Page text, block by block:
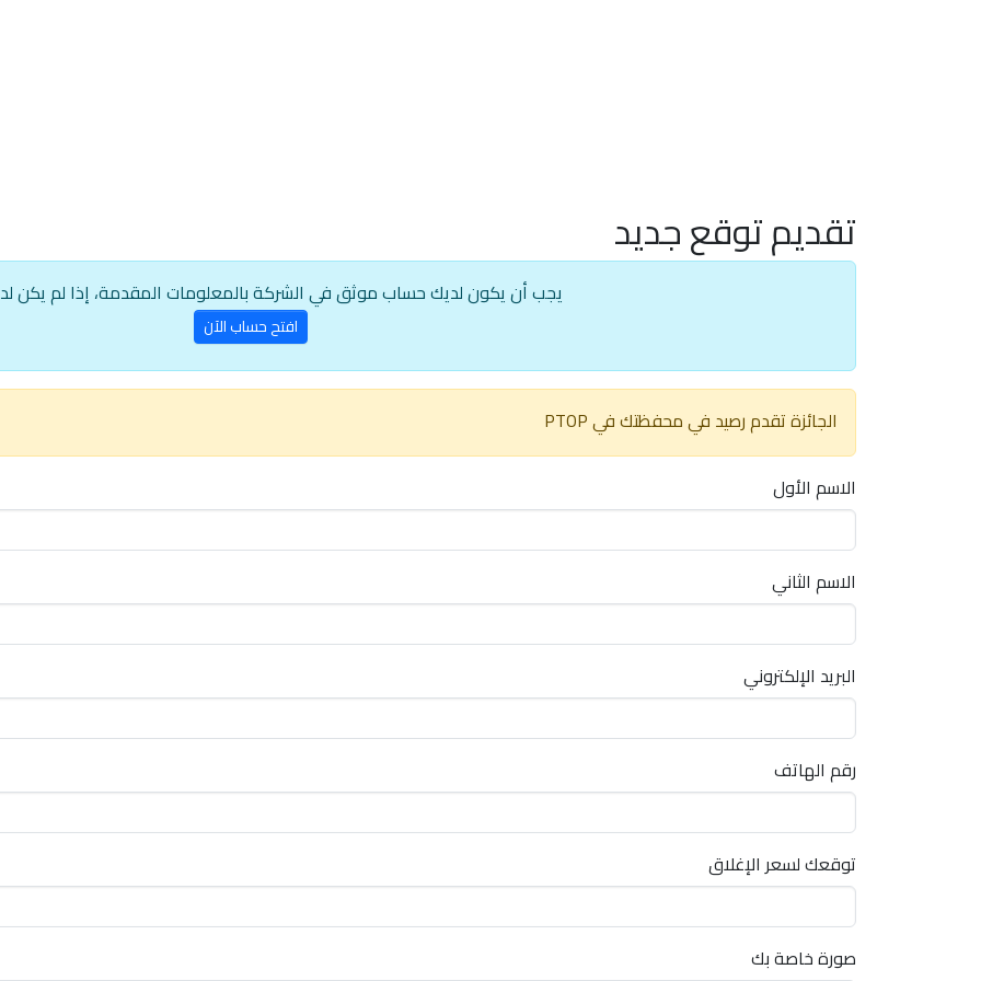
تقديم توقع جديد
يجب أن يكون لديك حساب موثق في الشركة بالمعلومات المقدمة، إذا لم يكن
افتح حساب الآن
الجائزة تقدم رصيد في محفظتك في PTOP
الاسم الأول
الاسم الثاني
البريد الإلكتروني
رقم الهاتف
توقعك لسعر الإغلاق
صورة خاصة بك